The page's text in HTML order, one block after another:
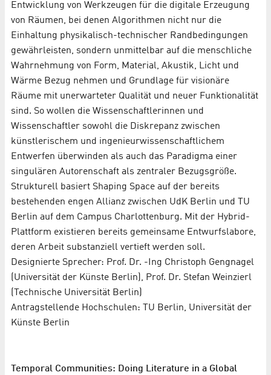
Entwicklung von Werkzeugen für die digitale Erzeugung
von Räumen, bei denen Algorithmen nicht nur die
Einhaltung physikalisch-technischer Randbedingungen
gewährleisten, sondern unmittelbar auf die menschliche
Wahrnehmung von Form, Material, Akustik, Licht und
Wärme Bezug nehmen und Grundlage für visionäre
Räume mit unerwarteter Qualität und neuer Funktionalität
sind. So wollen die Wissenschaftlerinnen und
Wissenschaftler sowohl die Diskrepanz zwischen
künstlerischem und ingenieurwissenschaftlichem
Entwerfen überwinden als auch das Paradigma einer
singulären Autorenschaft als zentraler Bezugsgröße.
Strukturell basiert Shaping Space auf der bereits
bestehenden engen Allianz zwischen UdK Berlin und TU
Berlin auf dem Campus Charlottenburg. Mit der Hybrid-
Plattform existieren bereits gemeinsame Entwurfslabore,
deren Arbeit substanziell vertieft werden soll.
Designierte Sprecher: Prof. Dr. -Ing Christoph Gengnagel
(Universität der Künste Berlin), Prof. Dr. Stefan Weinzierl
(Technische Universität Berlin)
Antragstellende Hochschulen: TU Berlin, Universität der
Künste Berlin
Temporal Communities: Doing Literature in a Global